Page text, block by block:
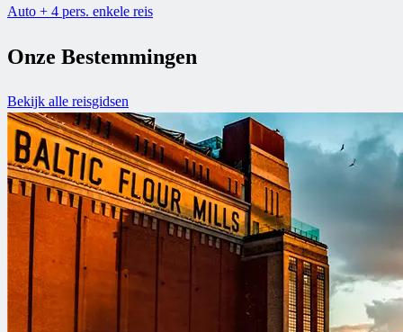
Auto + 4 pers. enkele reis
Onze Bestemmingen
Bekijk alle reisgidsen